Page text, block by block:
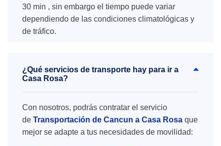
30 min , sin embargo el tiempo puede variar
dependiendo de las condiciones climatológicas y
de tráfico.
¿Qué servicios de transporte hay para ir a
Casa Rosa?
Con nosotros, podrás contratar el servicio
de Transportación de Cancun a Casa Rosa que
mejor se adapte a tus necesidades de movilidad: